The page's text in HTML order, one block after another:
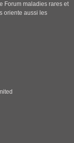
Forum maladies rares et
oriente aussi les